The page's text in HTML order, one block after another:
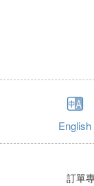
English
訂單